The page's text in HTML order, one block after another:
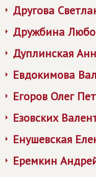
Другова
Дружбина
Дуплинская
Евдокимова
Егоров Олег
Езовских
Енушевская
Еремкин